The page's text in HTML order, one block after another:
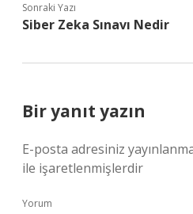
Sonraki Yazı
Siber Zeka Sınavı Nedir
Bir yanıt yazın
E-posta adresiniz
ile işaretlenmişlerdir
Yorum